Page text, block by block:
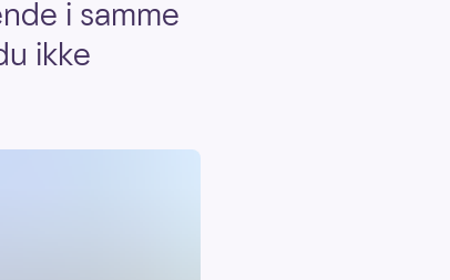
i samme
ikke